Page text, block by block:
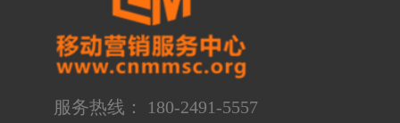
服务热线： 180-2491-5557